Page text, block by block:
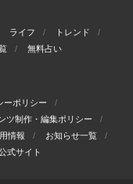
ライフ
トレンド
無料占い
ーポリシー
ツ制作・編集ポリシー
情報
お知らせ一覧
式サイト